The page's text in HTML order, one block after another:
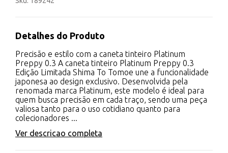
Detalhes do Produto
Precisão e estilo com a caneta tinteiro Platinum
Preppy 0.3 A caneta tinteiro Platinum Preppy 0.3
Edição Limitada Shima To Tomoe une a funcionalidade
japonesa ao design exclusivo. Desenvolvida pela
renomada marca Platinum, este modelo é ideal para
quem busca precisão em cada traço, sendo uma peça
valiosa tanto para o uso cotidiano quanto para
colecionadores ...
Ver descricao completa